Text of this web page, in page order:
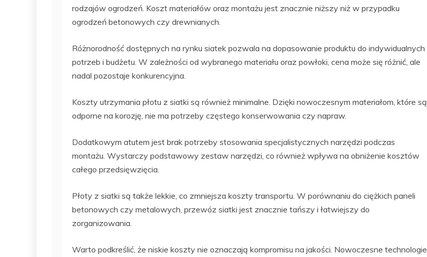
rodzajów ogrodzeń. Koszt materiałów oraz montażu jest znacznie niższy niż w przypadku
ogrodzeń betonowych czy drewnianych.
Różnorodność dostępnych na rynku siatek pozwala na dopasowanie produktu do indywidualnych
potrzeb i budżetu. W zależności od wybranego materiału oraz powłoki, cena może się różnić, ale
nadal pozostaje konkurencyjna.
Koszty utrzymania płotu z siatki są również minimalne. Dzięki nowoczesnym materiałom, które są
odporne na korozję, nie ma potrzeby częstego konserwowania czy napraw.
Dodatkowym atutem jest brak potrzeby stosowania specjalistycznych narzędzi podczas
montażu. Wystarczy podstawowy zestaw narzędzi, co również wpływa na obniżenie kosztów
całego przedsięwzięcia.
Płoty z siatki są także lekkie, co zmniejsza koszty transportu. W porównaniu do ciężkich paneli
betonowych czy metalowych, przewóz siatki jest znacznie tańszy i łatwiejszy do
zorganizowania.
Warto podkreślić, że niskie koszty nie oznaczają kompromisu na jakości. Nowoczesne technologie